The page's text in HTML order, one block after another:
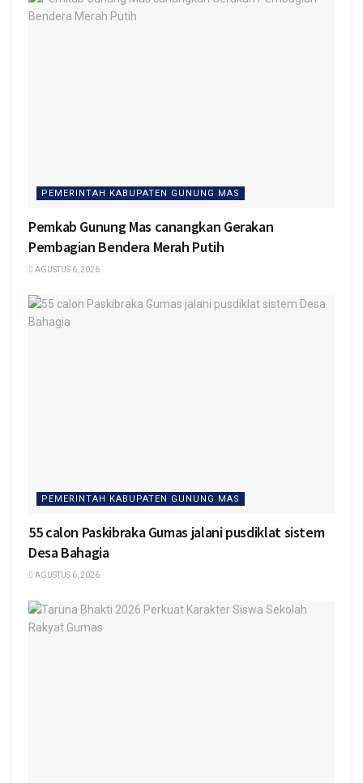
PEMERINTAH KABUPATEN GUNUNG MAS
Pemkab Gunung Mas canangkan Gerakan
Pembagian Bendera Merah Putih
AGUSTUS 6, 2026
PEMERINTAH KABUPATEN GUNUNG MAS
55 calon Paskibraka Gumas jalani pusdiklat sistem
Desa Bahagia
AGUSTUS 6, 2026